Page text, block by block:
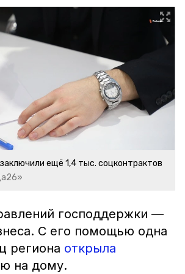
ещё 1,4 тыс. соцконтрактов
господдержки —
С его помощью одна
региона открыла
на дому.